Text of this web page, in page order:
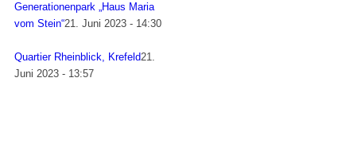
Generationenpark „Haus Maria
vom Stein“21. Juni 2023 - 14:30
Quartier Rheinblick, Krefeld21.
Juni 2023 - 13:57